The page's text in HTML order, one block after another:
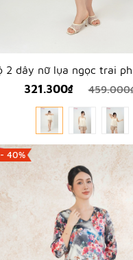
321.300₫
- 40%